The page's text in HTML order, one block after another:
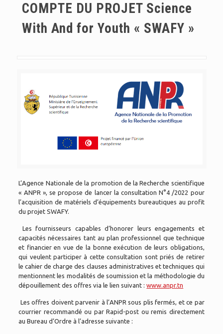
COMPTE DU PROJET Science
With And for Youth « SWAFY »
L’Agence Nationale de la promotion de la Recherche scientifique
« ANPR », se propose de lancer la consultation N°4 /2022 pour
l’acquisition de matériels d’équipements bureautiques au profit
du projet SWAFY.
Les fournisseurs capables d’honorer leurs engagements et
capacités nécessaires tant au plan professionnel que technique
et financier en vue de la bonne exécution de leurs obligations,
qui veulent participer à cette consultation sont priés de retirer
le cahier de charge des clauses administratives et techniques qui
mentionnent les modalités de soumission et la méthodologie du
dépouillement des offres via le lien suivant :www.anpr.tn
Les offres doivent parvenir à l’ANPR sous plis fermés, et ce par
courrier recommandé ou par Rapid-post ou remis directement
au Bureau d’Ordre à l’adresse suivante :